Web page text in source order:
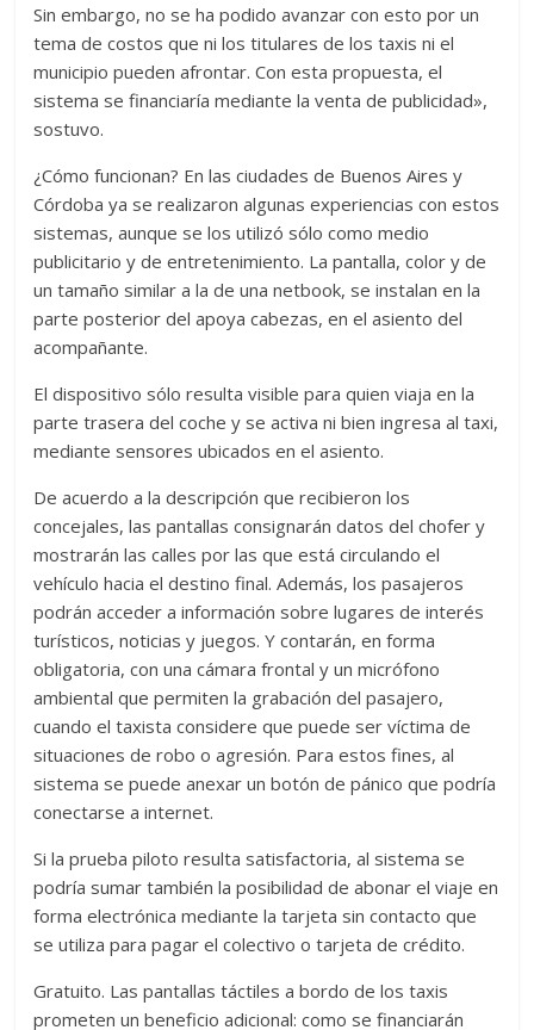
Sin embargo, no se ha podido avanzar con esto por un
tema de costos que ni los titulares de los taxis ni el
municipio pueden afrontar. Con esta propuesta, el
sistema se financiaría mediante la venta de publicidad»,
sostuvo.
¿Cómo funcionan? En las ciudades de Buenos Aires y
Córdoba ya se realizaron algunas experiencias con estos
sistemas, aunque se los utilizó sólo como medio
publicitario y de entretenimiento. La pantalla, color y de
un tamaño similar a la de una netbook, se instalan en la
parte posterior del apoya cabezas, en el asiento del
acompañante.
El dispositivo sólo resulta visible para quien viaja en la
parte trasera del coche y se activa ni bien ingresa al taxi,
mediante sensores ubicados en el asiento.
De acuerdo a la descripción que recibieron los
concejales, las pantallas consignarán datos del chofer y
mostrarán las calles por las que está circulando el
vehículo hacia el destino final. Además, los pasajeros
podrán acceder a información sobre lugares de interés
turísticos, noticias y juegos. Y contarán, en forma
obligatoria, con una cámara frontal y un micrófono
ambiental que permiten la grabación del pasajero,
cuando el taxista considere que puede ser víctima de
situaciones de robo o agresión. Para estos fines, al
sistema se puede anexar un botón de pánico que podría
conectarse a internet.
Si la prueba piloto resulta satisfactoria, al sistema se
podría sumar también la posibilidad de abonar el viaje en
forma electrónica mediante la tarjeta sin contacto que
se utiliza para pagar el colectivo o tarjeta de crédito.
Gratuito. Las pantallas táctiles a bordo de los taxis
prometen un beneficio adicional: como se financiarán